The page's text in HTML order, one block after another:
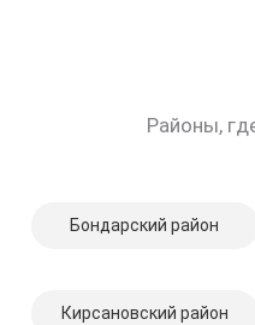
Районы,
Бондарский район
Кирсановский район